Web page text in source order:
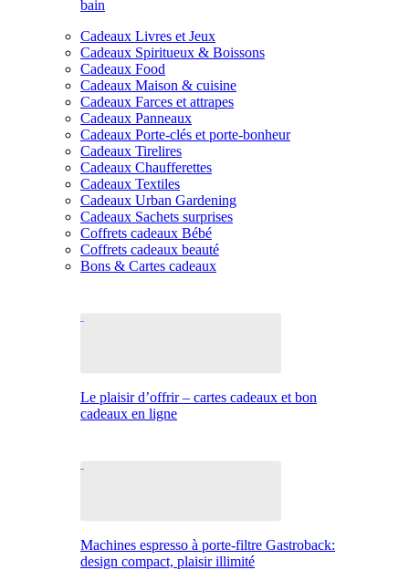
bain
Cadeaux Livres et Jeux
Cadeaux Spiritueux & Boissons
Cadeaux Food
Cadeaux Maison & cuisine
Cadeaux Farces et attrapes
Cadeaux Panneaux
Cadeaux Porte-clés et porte-bonheur
Cadeaux Tirelires
Cadeaux Chaufferettes
Cadeaux Textiles
Cadeaux Urban Gardening
Cadeaux Sachets surprises
Coffrets cadeaux Bébé
Coffrets cadeaux beauté
Bons & Cartes cadeaux
Le plaisir d’offrir – cartes cadeaux et bon
cadeaux en ligne
Machines espresso à porte-filtre Gastroback:
design compact, plaisir illimité